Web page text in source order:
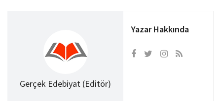
Gerçek Edebiyat (Editör)
Yazar Hakkında